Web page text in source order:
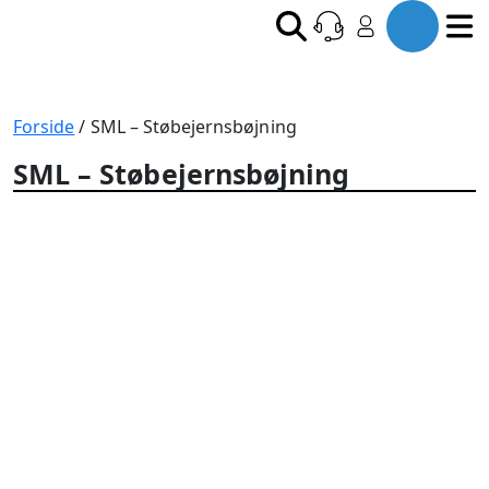
Forside/ SML – Støbejernsbøjning
SML – Støbejernsbøjning